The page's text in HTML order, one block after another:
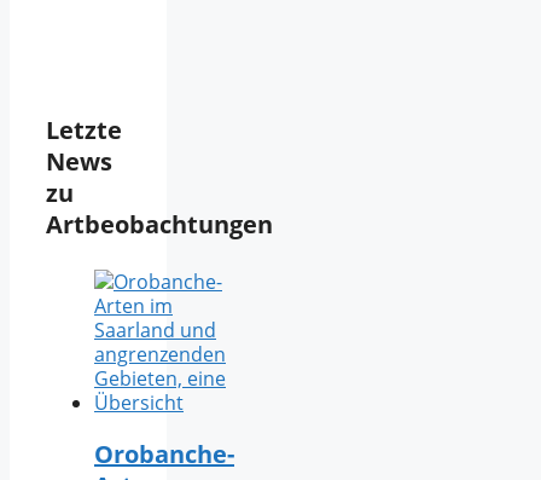
Letzte
News
zu
Artbeobachtungen
Orobanche-